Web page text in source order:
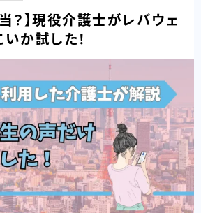
？】現役介護士がレバウェ
か試した！